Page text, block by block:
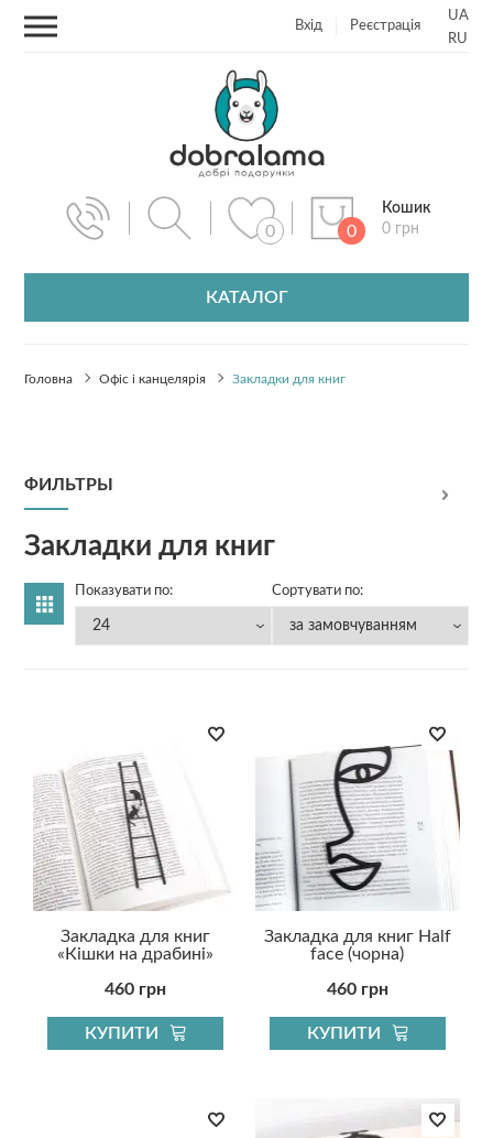
Вхід Реєстрація
UA
RU
0 0
Кошик
0 грн
КАТАЛОГ
Головна Офіс і канцелярія Закладки для книг
ФИЛЬТРЫ
Закладки для книг
Показувати по: Сортувати по:
Закладка для книг
«Кішки на драбині»
460 грн
КУПИТИ
Закладка для книг Half
face (чорна)
460 грн
КУПИТИ